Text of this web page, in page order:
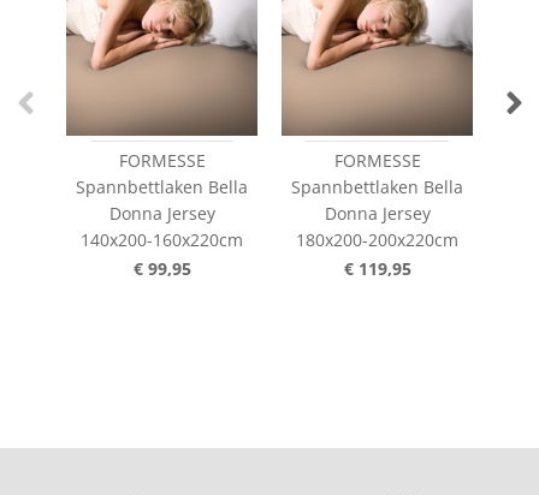
FORMESSE
Spannbettlaken Bella
Donna Jersey
140x200-160x220cm
€ 99,95
FORMESSE
Spannbettlaken Bella
Donna Jersey
180x200-200x220cm
€ 119,95